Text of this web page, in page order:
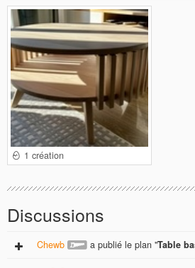
1 création
Discussions
Chewb a publié le plan "Table